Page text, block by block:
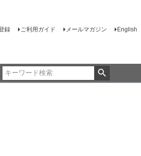
録 ご利用ガイド メールマガジン English